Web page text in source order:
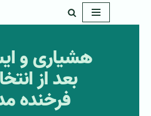
هشیاری و
بعد از
فرخنده